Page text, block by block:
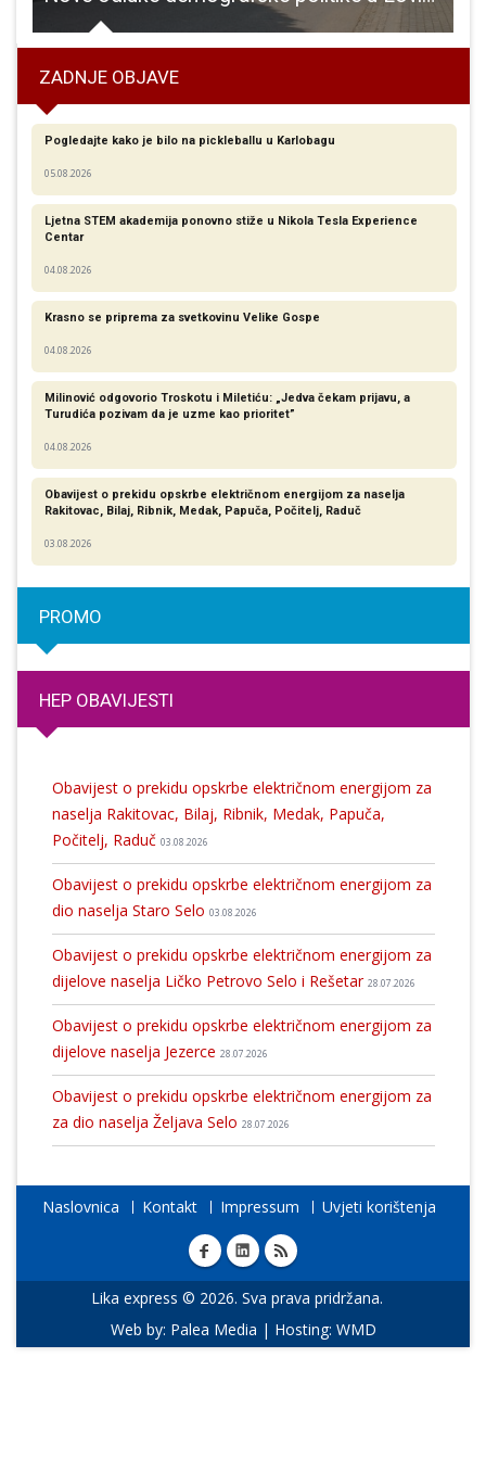
ZADNJE OBJAVE
Pogledajte kako je bilo na pickleballu u Karlobagu
05.08.2026
Ljetna STEM akademija ponovno stiže u Nikola Tesla Experience
Centar
04.08.2026
Krasno se priprema za svetkovinu Velike Gospe
04.08.2026
Milinović odgovorio Troskotu i Miletiću: „Jedva čekam prijavu, a
Turudića pozivam da je uzme kao prioritet”
04.08.2026
Obavijest o prekidu opskrbe električnom energijom za naselja
Rakitovac, Bilaj, Ribnik, Medak, Papuča, Počitelj, Raduč
03.08.2026
PROMO
HEP OBAVIJESTI
Obavijest o prekidu opskrbe električnom energijom za
naselja Rakitovac, Bilaj, Ribnik, Medak, Papuča,
Počitelj, Raduč 03.08.2026
Obavijest o prekidu opskrbe električnom energijom za
dio naselja Staro Selo 03.08.2026
Obavijest o prekidu opskrbe električnom energijom za
dijelove naselja Ličko Petrovo Selo i Rešetar 28.07.2026
Obavijest o prekidu opskrbe električnom energijom za
dijelove naselja Jezerce 28.07.2026
Obavijest o prekidu opskrbe električnom energijom za
za dio naselja Željava Selo 28.07.2026
Naslovnica Kontakt Impressum Uvjeti korištenja
Lika express © 2026. Sva prava pridržana.
Web by: Palea Media | Hosting: WMD